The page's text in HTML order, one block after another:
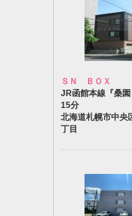
ＳＮ ＢＯＸ
JR函館本線『桑
15分
北海道札幌市中央
丁目